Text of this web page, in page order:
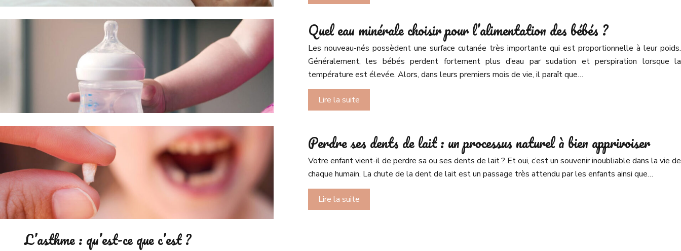
Quel eau minérale choisir pour l’alimentation des bébés ?
Les nouveau-nés possèdent une surface cutanée très importante qui est proportionnelle à leur poids.
Généralement, les bébés perdent fortement plus d’eau par sudation et perspiration lorsque la
température est élevée. Alors, dans leurs premiers mois de vie, il paraît que…
Lire la suite
Perdre ses dents de lait : un processus naturel à bien apprivoiser
Votre enfant vient-il de perdre sa ou ses dents de lait ? Et oui, c’est un souvenir inoubliable dans la vie de
chaque humain. La chute de la dent de lait est un passage très attendu par les enfants ainsi que…
Lire la suite
L’asthme : qu’est-ce que c’est ?